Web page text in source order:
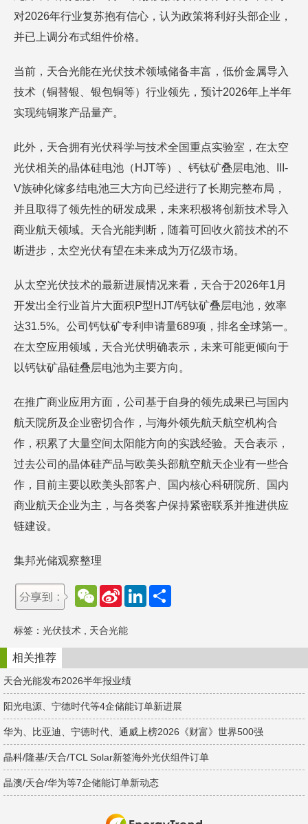
对2026年行业复苏抱有信心，认为政策将利好头部企业，
并已上调分布式组件价格。
当前，天合光能在光伏技术领域储备丰富，低价金属导入
技术（铜替银、银包铜等）行业领先，预计2026年上半年
实现纯铜浆产品量产。
此外，天合拥有光伏科学与技术全国重点实验室，在太空
光伏相关的晶体硅电池（HJT等）、钙钛矿叠层电池、III-
V族砷化镓多结电池三大方向已经进行了长期完整布局，
并且取得了领先性的研发成果，未来积极将创新技术导入
商业航天领域。天合光能判断，随着可回收火箭技术的不
断进步，太空光伏有望在未来成为万亿级市场。
从太空光伏技术的最新进展情况来看，天合于2026年1月
开发出全行业首片大面积P型HJT/钙钛矿叠层电池，效率
达31.5%。公司钙钛矿专利申请量689项，排名全球第一。
在太空应用领域，天合光伏明确表示，未来可能更倾向于
以钙钛矿晶硅叠层电池为主要方向。
在推广商业应用方面，公司基于自身的领先成果已与国内
航天院所及企业密切合作，与海外领先航天航空机构合
作，积累了大量空间太阳能方向的实践经验。天合表示，
过去公司的晶体硅产品与欧美头部航空航天企业有一些合
作，目前主要以欧美头部客户、国内核心科研院所、国内
商业航天企业为主，与各类客户保持紧密联系并推进供应
链建设。
集邦光储观察整理
W
e
a
t
S
a
W
e
b
o
L
d
n
标签： 光伏技术 天合光能
相关推荐
天合光能发布2026半年报业绩
阳光电源、宁德时代等4企储能订单新进展
华为、比亚迪、宁德时代、通威上榜2026《财富》世界500强
晶科/隆基/天合/TCL Solar新签海外光伏组件订单
晶澳/天合/华为等7企储能订单新动态